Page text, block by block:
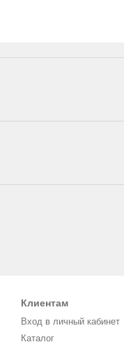
Клиентам
Вход в личный кабинет
Каталог